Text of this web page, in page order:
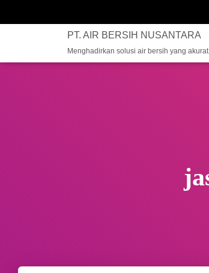
PT. AIR BERSIH NUSANTARA
Menghadirkan solusi air bersih yang